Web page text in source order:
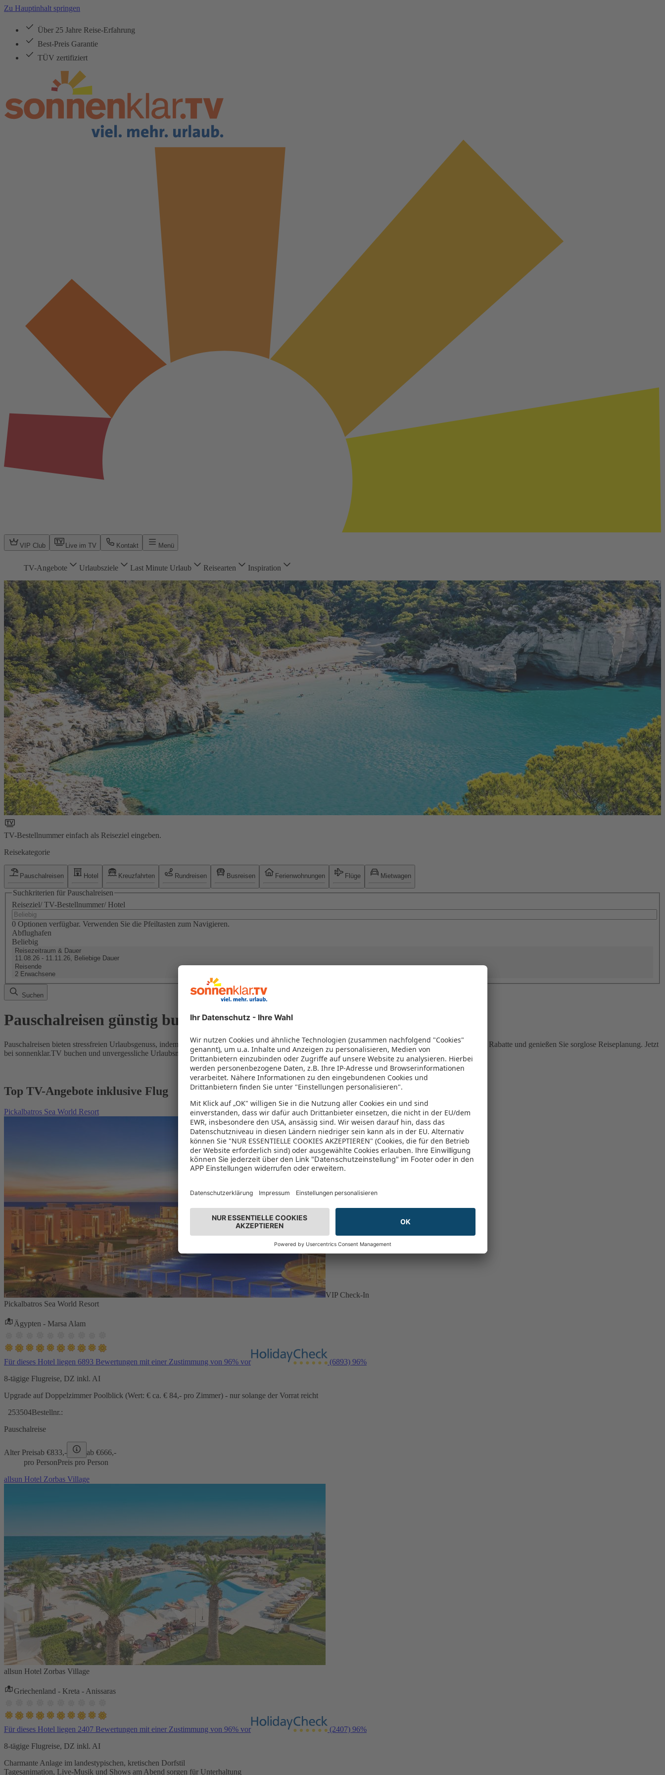
Zu Hauptinhalt springen
Über 25 Jahre Reise-Erfahrung
Best-Preis Garantie
TÜV zertifiziert
VIP Club Live im TV Kontakt Menü
TV-Angebote Urlaubsziele Last Minute Urlaub Reisearten Inspiration
TV-Bestellnummer einfach als Reiseziel eingeben.
Reisekategorie
Pauschalreisen Hotel Kreuzfahrten Rundreisen Busreisen Ferienwohnungen Flüge Mietwagen
Suchkriterien für Pauschalreisen
Reiseziel/ TV-Bestellnummer/ Hotel
0 Optionen verfügbar. Verwenden Sie die Pfeiltasten zum Navigieren.
Abflughafen
Beliebig
Reisezeitraum & Dauer
11.08.26 - 11.11.26, Beliebige Dauer
Reisende
2 Erwachsene
Suchen
Pauschalreisen günstig buchen
Pauschalreisen bieten stressfreien Urlaubsgenuss, indem Flug und Hotel in einem Paket kombiniert werden – das spart Zeit und Geld. Nutzen Sie attraktive Rabatte und genießen Sie sorglose Reiseplanung. Jetzt
bei sonnenklar.TV buchen und unvergessliche Urlaubsmomente erleben!
Top TV-Angebote inklusive Flug
Pickalbatros Sea World Resort
VIP Check-In
Pickalbatros Sea World Resort
Ägypten - Marsa Alam
Für dieses Hotel liegen 6893 Bewertungen mit einer Zustimmung von 96% vor (6893) 96%
8-tägige Flugreise, DZ inkl. AI
Upgrade auf Doppelzimmer Poolblick (Wert: € ca. € 84,- pro Zimmer) - nur solange der Vorrat reicht
253504Bestellnr.:
Pauschalreise
Alter Preisab €833,- ab €666,-
pro PersonPreis pro Person
allsun Hotel Zorbas Village
allsun Hotel Zorbas Village
Griechenland - Kreta - Anissaras
Für dieses Hotel liegen 2407 Bewertungen mit einer Zustimmung von 96% vor (2407) 96%
8-tägige Flugreise, DZ inkl. AI
Charmante Anlage im landestypischen, kretischen Dorfstil
Tagesanimation, Live-Musik und Shows am Abend sorgen für Unterhaltung